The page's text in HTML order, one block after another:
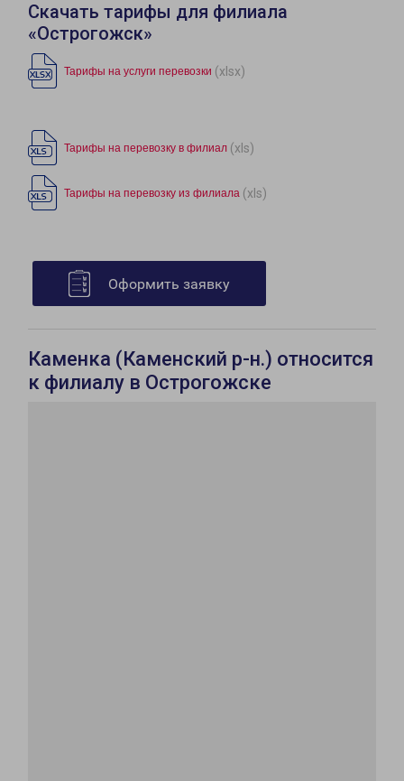
Скачать тарифы для филиала
«Острогожск»
Тарифы на услуги перевозки (xlsx)
Тарифы на перевозку в филиал (xls)
Тарифы на перевозку из филиала (xls)
Оформить заявку
Каменка (Каменский р-н.) относится
к филиалу в Острогожске